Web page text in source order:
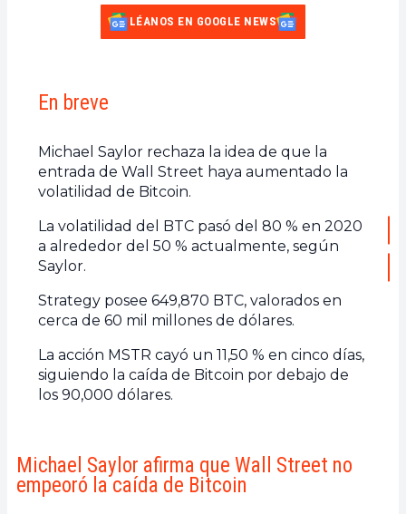
LÉANOS EN GOOGLE NEWS
En breve
Michael Saylor rechaza la idea de que la
entrada de Wall Street haya aumentado la
volatilidad de Bitcoin.
La volatilidad del BTC pasó del 80 % en 2020
a alrededor del 50 % actualmente, según
Saylor.
Strategy posee 649,870 BTC, valorados en
cerca de 60 mil millones de dólares.
La acción MSTR cayó un 11,50 % en cinco días,
siguiendo la caída de Bitcoin por debajo de
los 90,000 dólares.
Michael Saylor afirma que Wall Street no
empeoró la caída de Bitcoin